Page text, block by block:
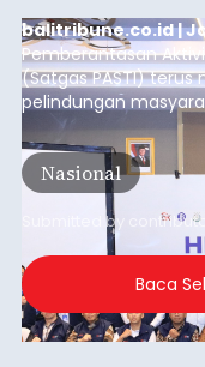
balitribune.co.id |
Pemberantasan
(Satgas PASTI)
pelindungan
meningkatnya
semakin kompleks.
Nasional
Submitted by
Baca